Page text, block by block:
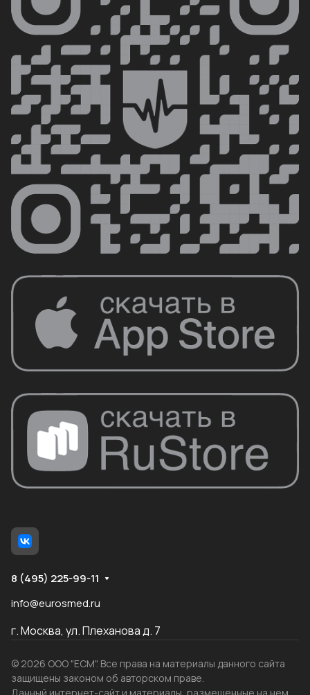
8 (495) 225-99-11
info@eurosmed.ru
г. Москва, ул. Плеханова д. 7
© 2026 ООО "ЕСМ". Все права на материалы данного сайта
защищены законом об авторском праве.